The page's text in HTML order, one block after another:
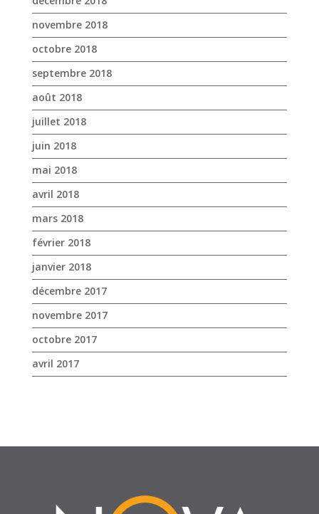
septembre 2018
août 2018
juillet 2018
juin 2018
mai 2018
avril 2018
mars 2018
février 2018
janvier 2018
décembre 2017
novembre 2017
octobre 2017
avril 2017